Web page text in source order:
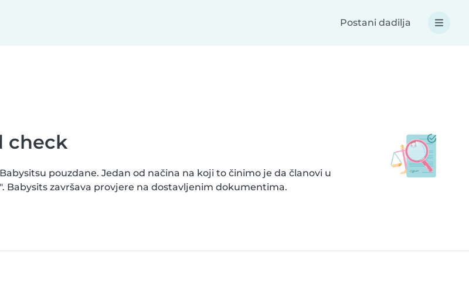
Postani dadilja
check
pouzdane. Jedan od načina na koji to činimo je da članovi u
završava provjere na dostavljenim dokumentima.